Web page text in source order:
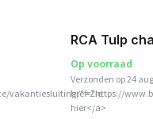
vakantiesluiting/">Zie
RCA Tulp
Op voorraad
Verzonden op 24
href="https://
hier</a>